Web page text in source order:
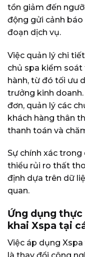
tồn giảm đến
động gửi cảnh
đoạn dịch vụ.
Việc quản lý chi
chủ spa kiểm soát
hành, từ đó tối ưu
trưởng kinh
đơn, quản lý các
khách hàng thân
thanh toán và
Sự chính xác
thiểu rủi ro thất
định dựa trên dữ
quan.
Ứng dụng
khai Xspa tại
Việc áp dụng